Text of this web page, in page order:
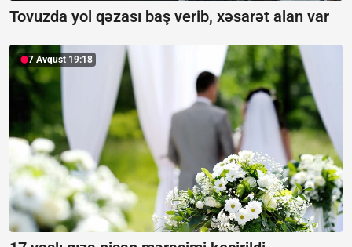
Tovuzda yol qəzası baş verib, xəsarət alan var
7 Avqust 19:18